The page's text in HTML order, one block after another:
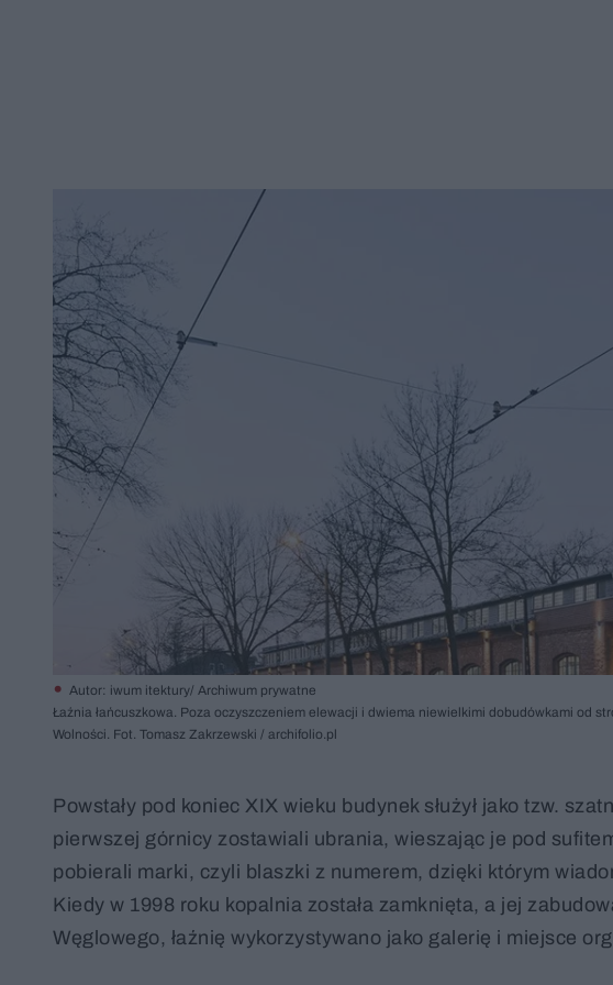
Autor: iwum itektury/ Archiwum prywatne
Łaźnia łańcuszkowa. Poza oczyszczeniem elewacji i dwiema niewielkimi dobudówkami od
Wolności. Fot. Tomasz Zakrzewski / archifolio.pl
Powstały pod koniec XIX wieku budynek służył jako tzw.
pierwszej górnicy zostawiali ubrania, wieszając je pod
pobierali marki, czyli blaszki z numerem, dzięki którym
Kiedy w 1998 roku kopalnia została zamknięta, a jej
Węglowego, łaźnię wykorzystywano jako galerię i miejsce